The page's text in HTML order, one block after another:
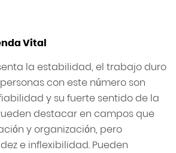
Vital
la estabilidad, el trabajo duro
con este número son
y su fuerte sentido de la
destacar en campos que
y organización, pero
e inflexibilidad. Pueden